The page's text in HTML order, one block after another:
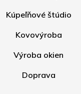
Kúpeľňové štúdio
Kovovýroba
Výroba okien
Doprava